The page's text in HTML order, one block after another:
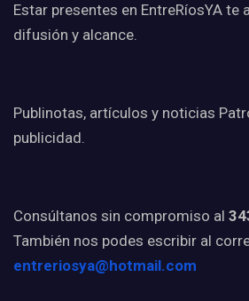
Estar presentes en EntreRíosYA te
difusión y alcance.
Publinotas, artículos y noticias
publicidad.
Consúltanos sin compromiso al
También nos podes escribir al
entreriosya@hotmail.com